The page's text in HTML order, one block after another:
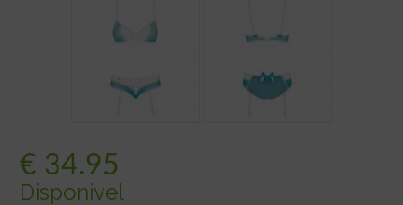
€ 34.95
Disponivel